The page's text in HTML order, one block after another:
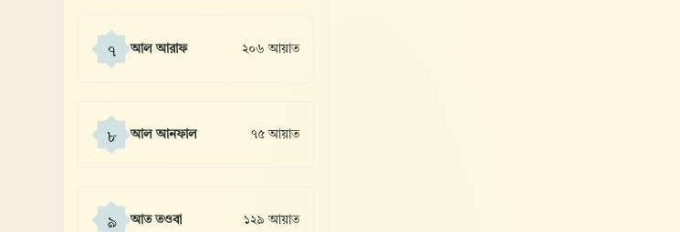
৭ আল আরাফ ২০৬ আয়াত
৮ আল আনফাল ৭৫ আয়াত
৯ আত তওবা ১২৯ আয়াত